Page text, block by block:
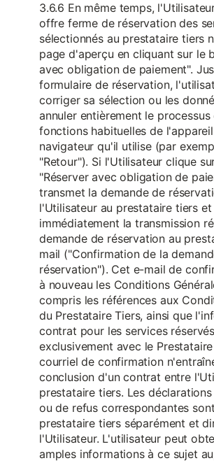
3.6.6 En même temps,
offre ferme de réservation des
sélectionnés au prestataire tiers
page d'aperçu en cliquant sur le
avec obligation de paiement".
formulaire de réservation,
corriger sa sélection ou les
annuler entièrement le
fonctions habituelles de
navigateur qu'il utilise (par
"Retour"). Si l'Utilisateur clique
"Réserver avec obligation de
transmet la demande de
l'Utilisateur au prestataire tiers
immédiatement la transmission
demande de réservation au
mail ("Confirmation de la
réservation"). Cet e-mail de
à nouveau les Conditions
compris les références aux
du Prestataire Tiers, ainsi que
contrat pour les services
exclusivement avec le
courriel de confirmation
conclusion d'un contrat entre
prestataire tiers. Les
ou de refus correspondantes
prestataire tiers séparément et
l'Utilisateur. L'utilisateur peut
amples informations à ce sujet